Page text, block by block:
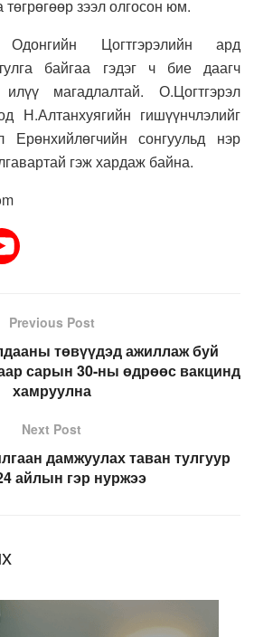
зээл олгосон юм.
Цогтгэрэлийн ард
байгаа гэдэг ч бие даагч
магадлалтай. О.Цогтгэрэл
Н.Алтанхуягийн гишүүнчлэлийг
Ерөнхийлөгчийн сонгуульд нэр
гэж хардаж байна.
Previous Post
төвүүдэд ажиллаж буй
сарын 30-ны өдрөөс вакцинд
хамруулна
Next Post
дамжуулах таван тулгуур
айлын гэр нуржээ